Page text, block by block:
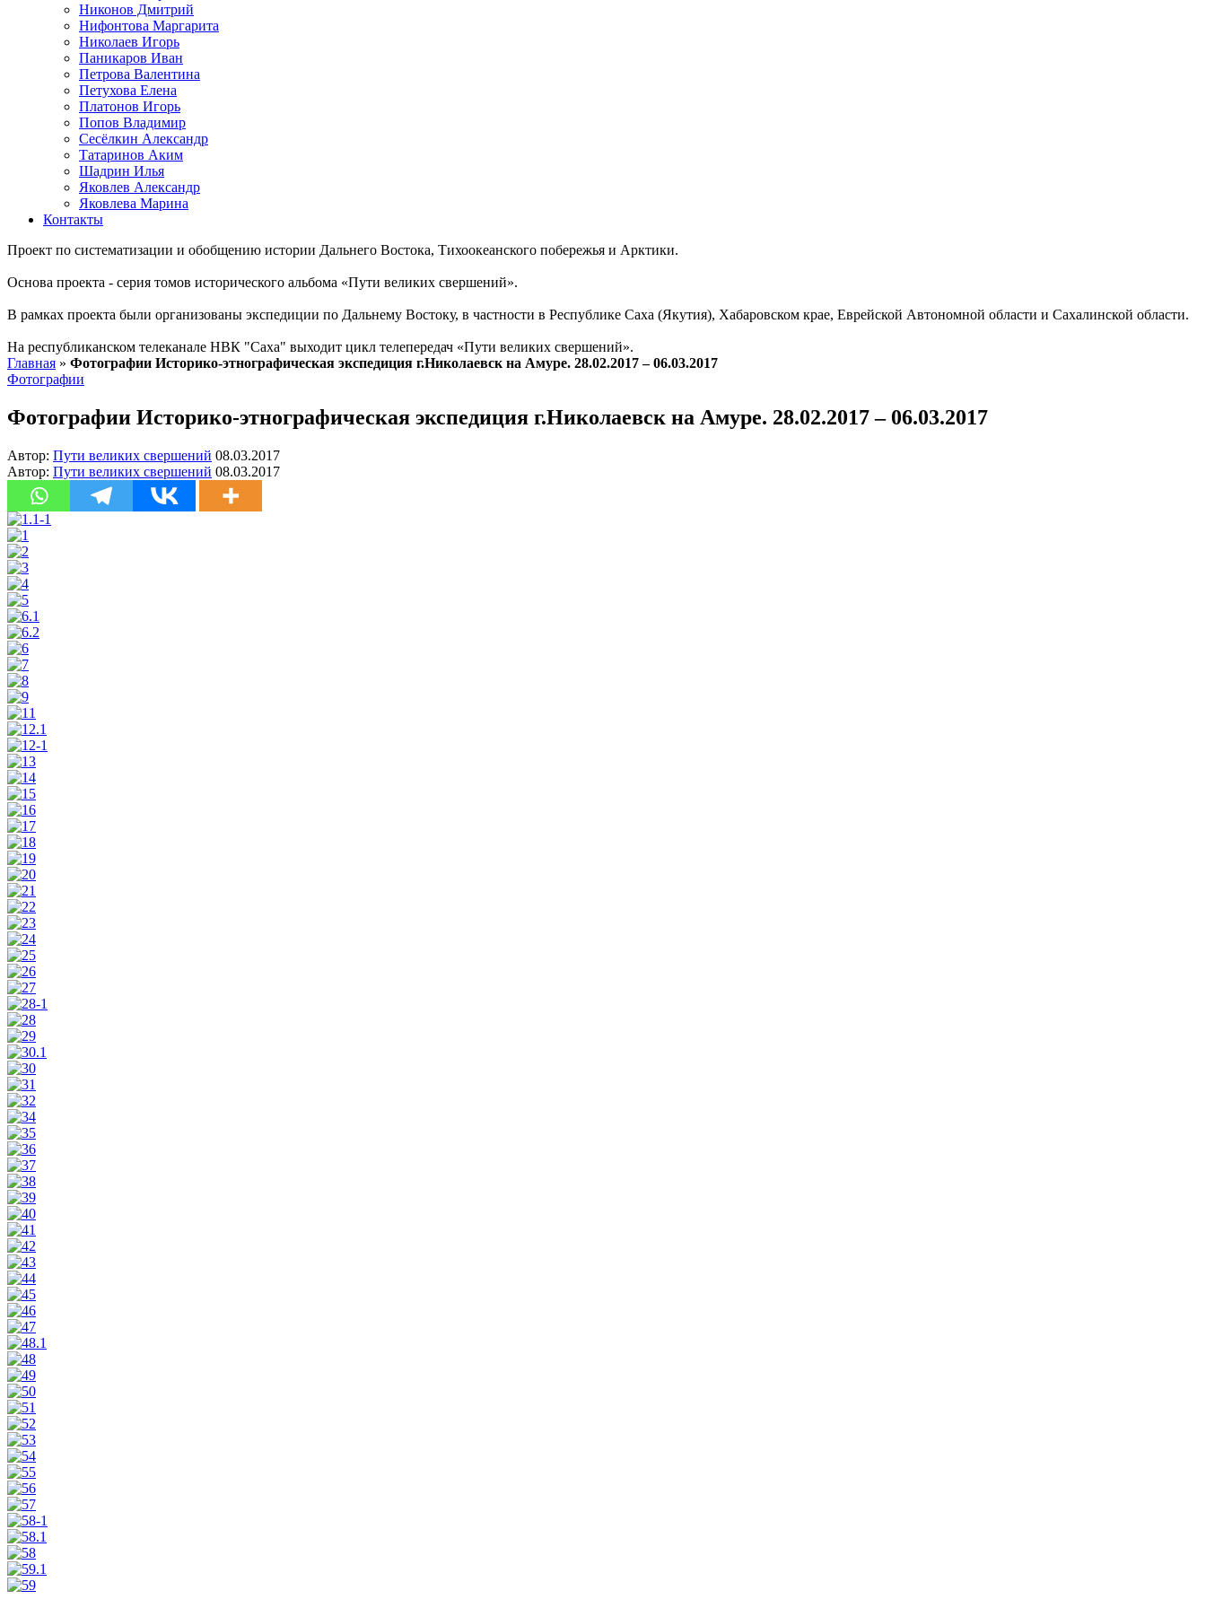
Никонов Дмитрий
Нифонтова Маргарита
Николаев Игорь
Паникаров Иван
Петрова Валентина
Петухова Елена
Платонов Игорь
Попов Владимир
Сесёлкин Александр
Татаринов Аким
Шадрин Илья
Яковлев Александр
Яковлева Марина
Контакты
Проект по систематизации и обобщению истории Дальнего Востока, Тихоокеанского побережья и Арктики.
Основа проекта - серия томов исторического альбома «Пути великих свершений».
В рамках проекта были организованы экспедиции по Дальнему Востоку, в частности в Республике Саха (Якутия), Хабаровском крае, Еврейской Автономной области и Сахалинской области.
На республиканском телеканале НВК "Саха" выходит цикл телепередач «Пути великих свершений».
Главная » Фотографии Историко-этнографическая экспедиция г.Николаевск на Амуре. 28.02.2017 – 06.03.2017
Фотографии
Фотографии Историко-этнографическая экспедиция г.Николаевск на Амуре. 28.02.2017 – 06.03.2017
Автор: Пути великих свершений 08.03.2017
Автор: Пути великих свершений 08.03.2017